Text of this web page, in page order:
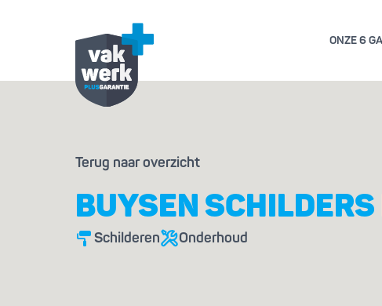
ONZE 6
Terug naar overzicht
BUYSEN SCHILDERS
Schilderen Onderhoud